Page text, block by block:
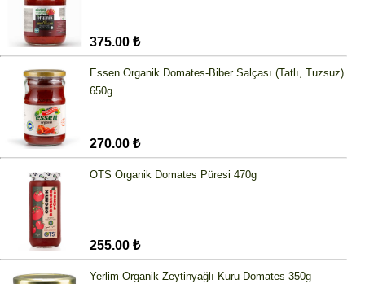
375.00 ₺
Essen Organik Domates-Biber Salçası (Tatlı, Tuzsuz)
650g
270.00 ₺
OTS Organik Domates Püresi 470g
255.00 ₺
Yerlim Organik Zeytinyağlı Kuru Domates 350g